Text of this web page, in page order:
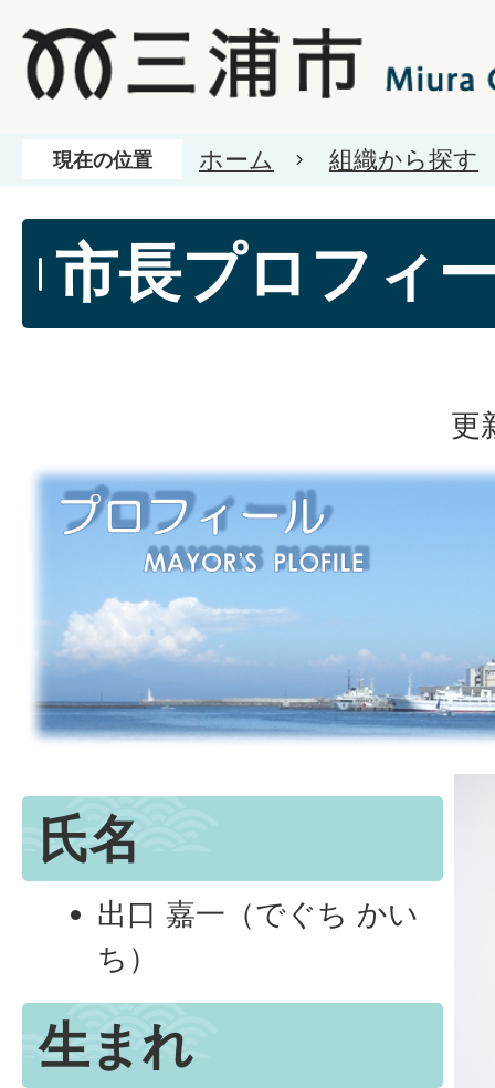
現在の位置 ホーム 組織から探す
市長プロフィ
更
氏名
出口 嘉一（でぐち かい
ち）
生まれ